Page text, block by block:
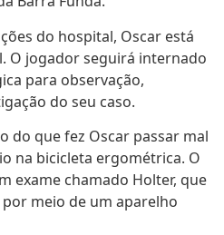
do hospital, Oscar está
O jogador seguirá internado
para observação,
do seu caso.
do que fez Oscar passar mal
na bicicleta ergométrica. O
exame chamado Holter, que
meio de um aparelho